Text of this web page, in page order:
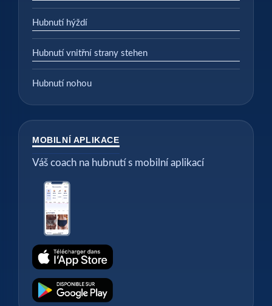
Hubnutí hýždí
Hubnutí vnitřní strany stehen
Hubnutí nohou
MOBILNÍ APLIKACE
Váš coach na hubnutí s mobilní aplikací